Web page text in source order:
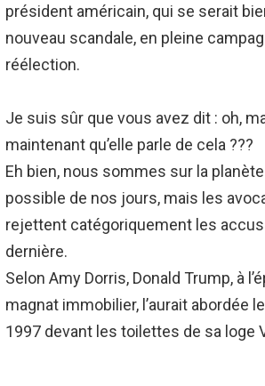
président américain, qui se serait
nouveau scandale, en pleine
réélection.
Je suis sûr que vous avez dit : oh,
maintenant qu’elle parle de cela ???
Eh bien, nous sommes sur la
possible de nos jours, mais les
rejettent catégoriquement les
dernière.
Selon Amy Dorris, Donald Trump, à
magnat immobilier, l’aurait abordée
1997 devant les toilettes de sa loge